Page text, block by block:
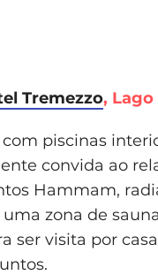
Tremezzo,
piscinas
convida ao
Hammam,
zona de
ser visita por